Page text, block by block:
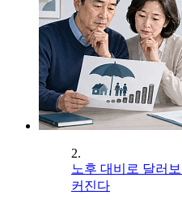
2.
노후 대비로 달러
커진다